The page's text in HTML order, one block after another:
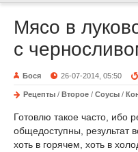
Мясо в
с
Бося 26-07-2014, 05:50
Рецепты / Второе / Соусы /
Готовлю такое часто, ибо
общедоступны, результат
хоть в горячем, хоть в